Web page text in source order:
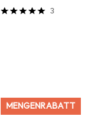
3
MENGENRABATT